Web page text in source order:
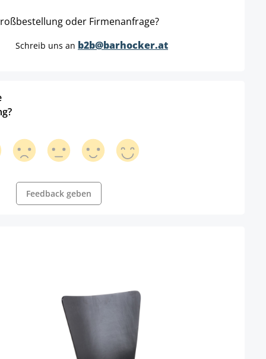
oder Firmenanfrage?
Schreib uns an b2b@barhocker.at
Feedback geben